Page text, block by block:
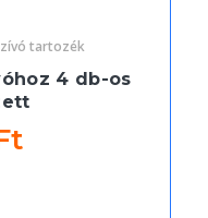
tartozék
4 db-os